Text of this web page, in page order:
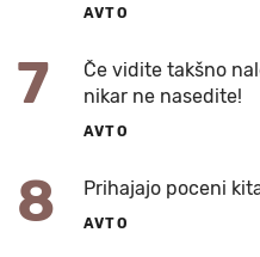
AVTO
7
Če vidite takšno
nikar ne nasedite!
AVTO
8 Prihajajo poceni
AVTO